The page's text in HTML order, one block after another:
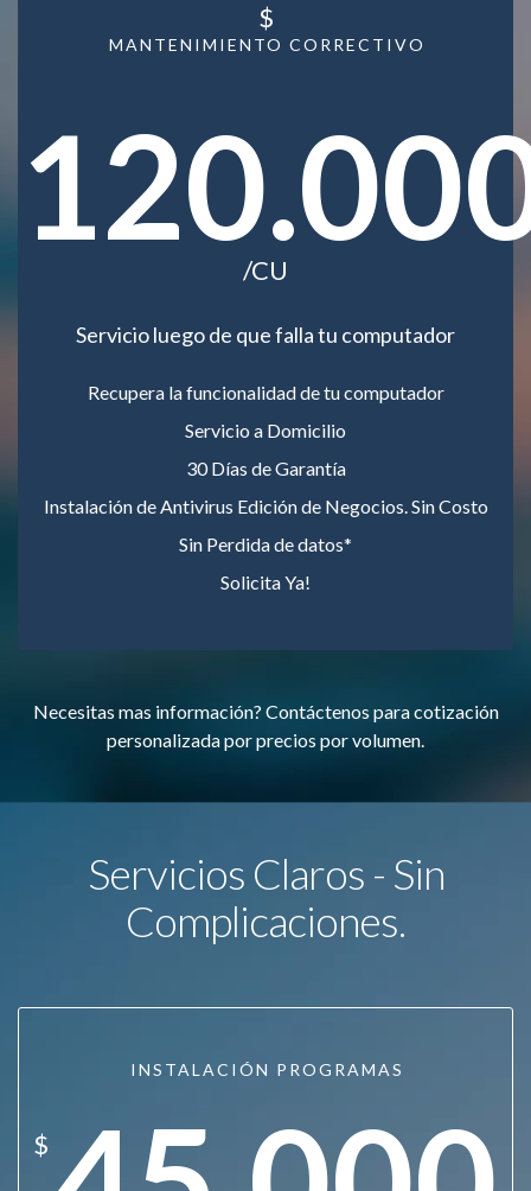
MANTENIMIENTO CORRECTIVO
$
/CU
Servicio luego de que falla tu computador
Recupera la funcionalidad de tu computador
Servicio a Domicilio
30 Días de Garantía
Instalación de Antivirus Edición de Negocios. Sin Costo
Sin Perdida de datos*
Solicita Ya!
Necesitas mas información? Contáctenos para cotización
personalizada por precios por volumen.
Servicios Claros - Sin
Complicaciones.
INSTALACIÓN PROGRAMAS
$